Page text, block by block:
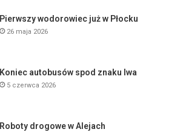
Pierwszy wodorowiec już w Płocku
26 maja 2026
Koniec autobusów spod znaku lwa
5 czerwca 2026
Roboty drogowe w Alejach